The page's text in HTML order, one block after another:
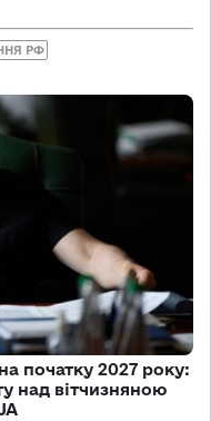
РФ
початку 2027 року:
над вітчизняною